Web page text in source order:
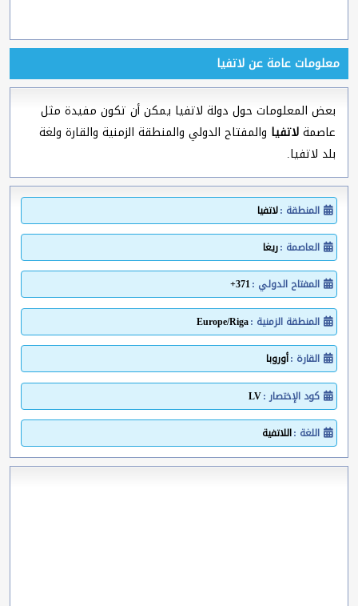
معلومات عامة عن لاتفيا
بعض المعلومات حول دولة لاتفيا يمكن أن تكون مفيدة مثل
عاصمةلاتفيا والمفتاح الدولي والمنطقة الزمنية والقارة ولغة
بلد لاتفيا.
المنطقة :لاتفيا
العاصمة :ريغا
المفتاح الدولي :371+
المنطقة الزمنية :Europe/Riga
القارة :أوروبا
كود الإختصار :LV
اللغة :اللاتفية